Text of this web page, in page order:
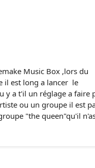
Music Box ,lors du
il est long a lancer le
y a t'il un réglage a faire
ou un groupe il est
"the queen"qu'il